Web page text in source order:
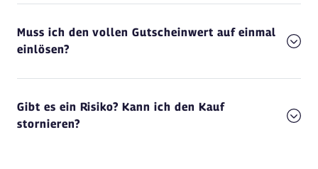
Muss ich den vollen Gutscheinwert auf einmal
einlösen?
Gibt es ein Risiko? Kann ich den Kauf
stornieren?